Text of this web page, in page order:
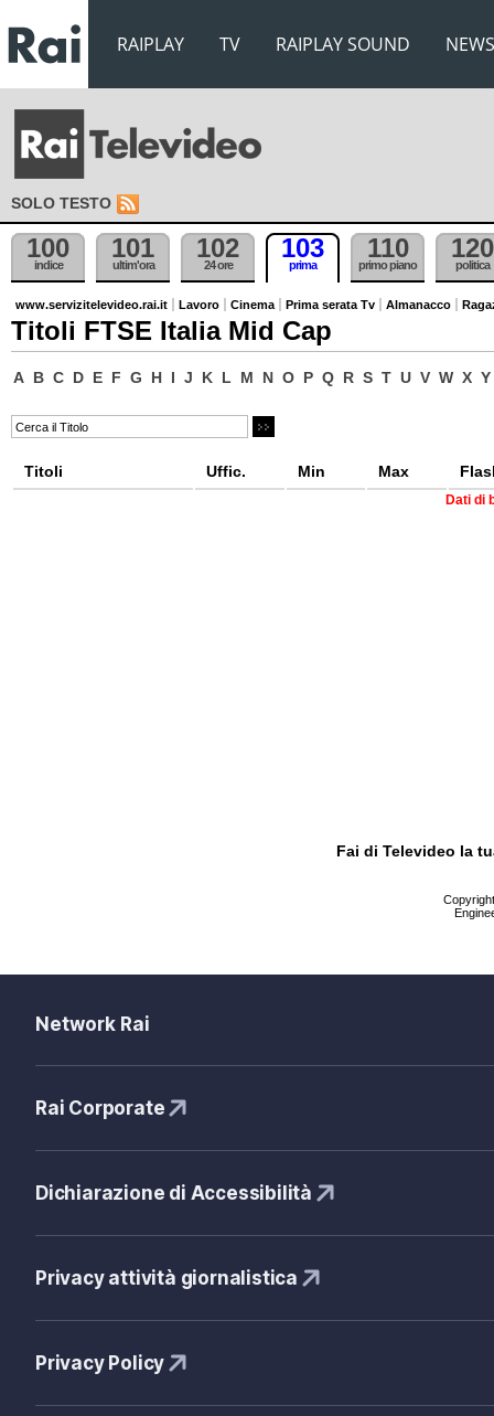
RAIPLAY TV RAIPLAY SOUND NEWS
SOLO TESTO
100
indice
101
ultim'ora
102
24 ore
103
prima
110
primo piano
120
politica
www.servizitelevideo.rai.it Lavoro Cinema Prima serata Tv Almanacco
Titoli FTSE Italia Mid Cap
A B C D E F G H I J K L M N O P Q R S T U V W X Y
Titoli Uffic. Min Max
Dati di
Fai di Televideo la